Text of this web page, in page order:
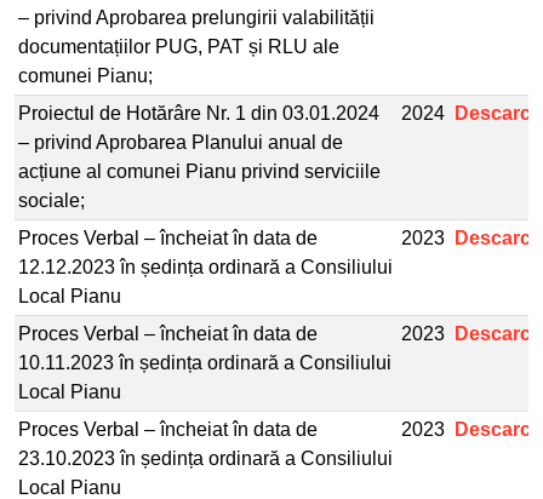
– privind Aprobarea prelungirii valabilității
documentațiilor PUG, PAT și RLU ale
comunei Pianu;
Proiectul de Hotărâre Nr. 1 din 03.01.2024
– privind Aprobarea Planului anual de
acțiune al comunei Pianu privind serviciile
sociale;
2024 Descarcă
Proces Verbal – încheiat în data de
12.12.2023 în ședința ordinară a Consiliului
Local Pianu
2023 Descarcă
Proces Verbal – încheiat în data de
10.11.2023 în ședința ordinară a Consiliului
Local Pianu
2023 Descarcă
Proces Verbal – încheiat în data de
23.10.2023 în ședința ordinară a Consiliului
Local Pianu
2023 Descarcă